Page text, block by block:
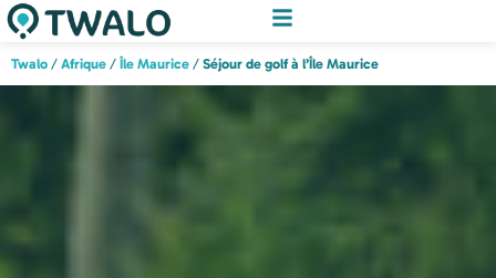
Twalo / Afrique / Île Maurice / Séjour de golf à l’Île Maurice